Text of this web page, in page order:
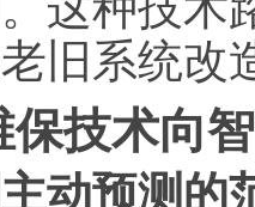
旧系统改
技术向
动预测的